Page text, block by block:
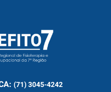
(71) 3045-4242